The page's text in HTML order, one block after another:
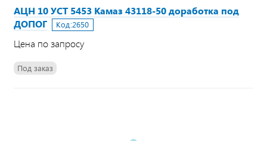
АЦН 10 УСТ 5453 Камаз 43118-50 доработка под
ДОПОГ
Код:2650
Цена по запросу
Под заказ